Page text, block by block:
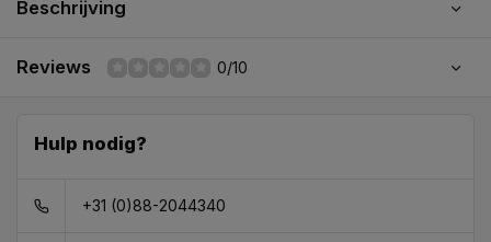
Beschrijving
Reviews 0/10
Hulp nodig?
+31 (0)88-2044340